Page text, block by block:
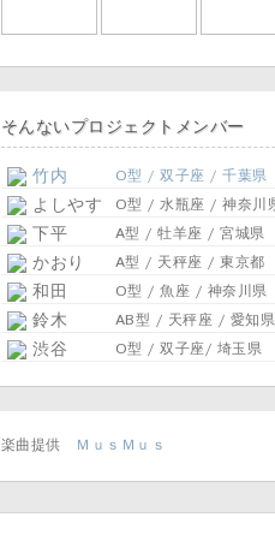
そんないプロジェクトメンバー
竹内 O型 / 双子座 / 千葉県
よしやす O型 / 水瓶座 / 神奈川
下平 A型 / 牡羊座 / 宮城県
かおり A型 / 天秤座 / 東京都
和田 O型 / 魚座 / 神奈川県
鈴木 AB型 / 天秤座 / 愛知県
渋谷 O型 / 双子座/ 埼玉県
楽曲提供 ＭｕｓＭｕｓ